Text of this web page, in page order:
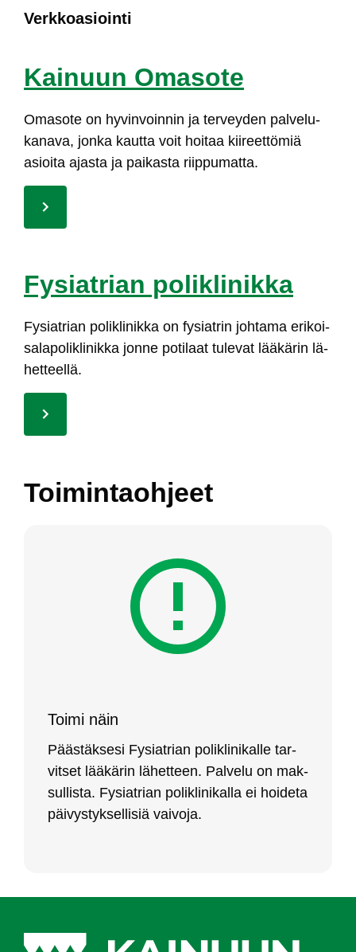
Verk­koa­sioin­ti
Kai­nuun Oma­so­te
Oma­so­te on hy­vin­voin­nin ja ter­vey­den pal­ve­lu­
ka­na­va, jon­ka kaut­ta voit hoi­taa kii­reet­tö­miä
asioi­ta ajas­ta ja pai­kas­ta riip­pu­mat­ta.
Fy­siat­rian po­lik­li­nik­ka
Fy­siat­rian po­lik­li­nik­ka on fy­siat­rin joh­ta­ma eri­koi­
sa­la­po­lik­li­nik­ka jon­ne po­ti­laat tu­le­vat lää­kä­rin lä­
het­teel­lä.
Toi­min­taoh­jeet
Toi­mi näin
Pääs­täk­se­si Fy­siat­rian po­lik­li­ni­kal­le tar­
vit­set lää­kä­rin lä­het­teen. Pal­ve­lu on mak­
sul­lis­ta. Fy­siat­rian po­lik­li­ni­kal­la ei hoi­de­ta
päi­vys­tyk­sel­li­siä vai­vo­ja.